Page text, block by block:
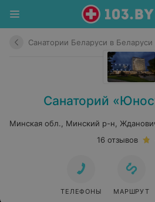
Санатории Беларуси в Беларуси
Санаторий
Минская обл., Минский р-н,
16 отзывов
ТЕЛЕФОНЫ МАРШРУТ